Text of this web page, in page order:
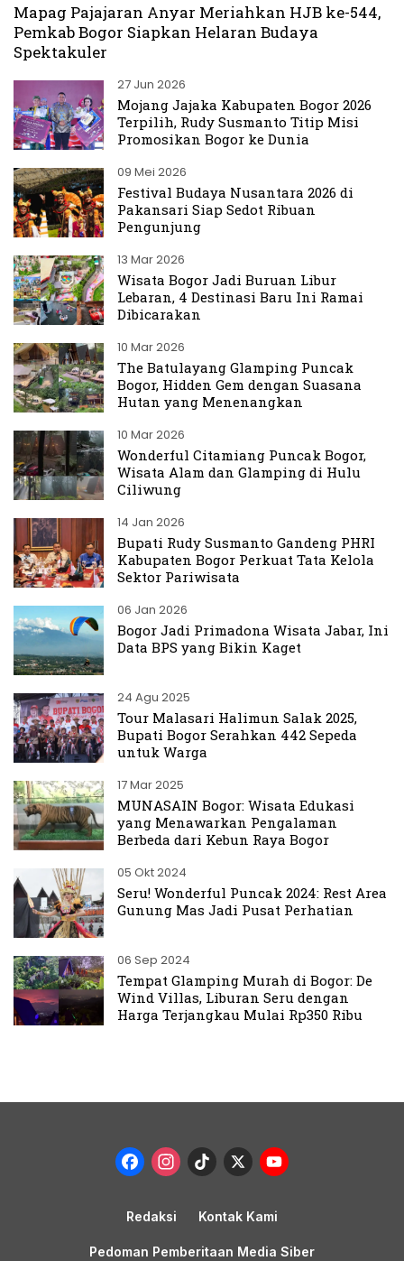
Mapag Pajajaran Anyar Meriahkan HJB ke-544,
Pemkab Bogor Siapkan Helaran Budaya
Spektakuler
27 Jun 2026
Mojang Jajaka Kabupaten Bogor 2026
Terpilih, Rudy Susmanto Titip Misi
Promosikan Bogor ke Dunia
09 Mei 2026
Festival Budaya Nusantara 2026 di
Pakansari Siap Sedot Ribuan
Pengunjung
13 Mar 2026
Wisata Bogor Jadi Buruan Libur
Lebaran, 4 Destinasi Baru Ini Ramai
Dibicarakan
10 Mar 2026
The Batulayang Glamping Puncak
Bogor, Hidden Gem dengan Suasana
Hutan yang Menenangkan
10 Mar 2026
Wonderful Citamiang Puncak Bogor,
Wisata Alam dan Glamping di Hulu
Ciliwung
14 Jan 2026
Bupati Rudy Susmanto Gandeng PHRI
Kabupaten Bogor Perkuat Tata Kelola
Sektor Pariwisata
06 Jan 2026
Bogor Jadi Primadona Wisata Jabar, Ini
Data BPS yang Bikin Kaget
24 Agu 2025
Tour Malasari Halimun Salak 2025,
Bupati Bogor Serahkan 442 Sepeda
untuk Warga
17 Mar 2025
MUNASAIN Bogor: Wisata Edukasi
yang Menawarkan Pengalaman
Berbeda dari Kebun Raya Bogor
05 Okt 2024
Seru! Wonderful Puncak 2024: Rest Area
Gunung Mas Jadi Pusat Perhatian
06 Sep 2024
Tempat Glamping Murah di Bogor: De
Wind Villas, Liburan Seru dengan
Harga Terjangkau Mulai Rp350 Ribu
Facebook
Instagram
TikTok
X
Redaksi Kontak Kami
Pedoman Pemberitaan Media Siber